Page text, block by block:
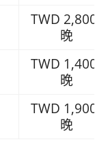
TWD 2,800/
晚
TWD 1,400/
晚
TWD 1,900/
晚